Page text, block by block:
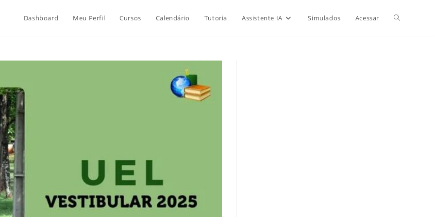
Dashboard Meu Perfil Cursos Calendário Tutoria Assistente IA Simulados Acessar Alternar